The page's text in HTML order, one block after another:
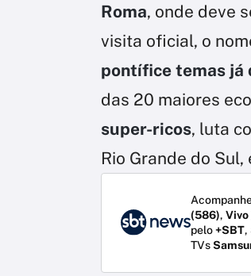
Roma, onde deve
visita oficial, o
pontífice temas já
das 20 maiores
super-ricos, luta
Rio Grande do
(586), Vivo
pelo+SBT,
TVs